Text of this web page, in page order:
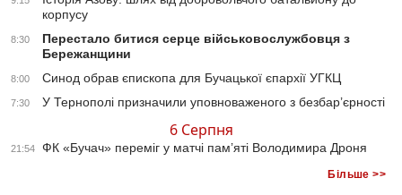
корпусу
8:30
Перестало битися серце військовослужбовця з
Бережанщини
8:00 Синод обрав єпископа для Бучацької єпархії УГКЦ
7:30 У Тернополі призначили уповноваженого з безбар’єрності
6 Серпня
21:54 ФК «Бучач» переміг у матчі пам’яті Володимира Дроня
Більше >>